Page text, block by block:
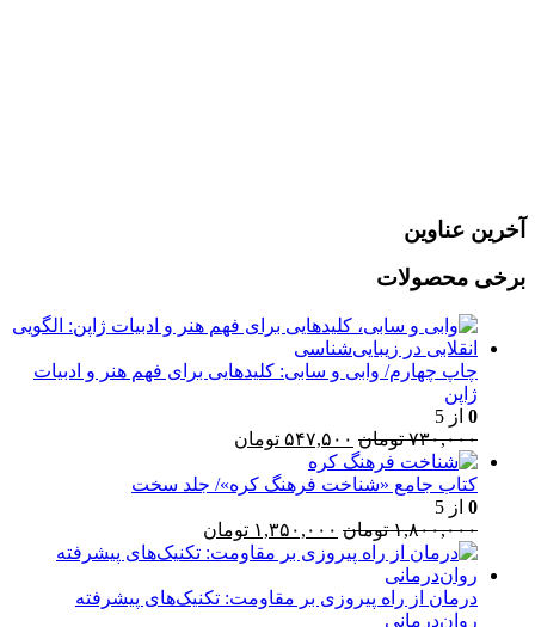
آخرین عناوین
برخی محصولات
چاپ چهارم/ وابی و سابی: کلیدهایی برای فهم هنر و ادبیات
ژاپن
0 از 5
۷۳۰,۰۰۰ تومان قیمت
اصلی:
۷۳۰,۰۰۰ تومان
۵۴۷,۵۰۰ تومان
۵۴۷,۵۰۰ تومان.
کتاب جامع «شناخت فرهنگ کره»/ جلد سخت
0 از 5
۱,۸۰۰,۰۰۰ تومان قیمت
اصلی:
بود.
۱,۳۵۰,۰۰۰ تومان
فعلی:
درمان از راه پیروزی بر مقاومت: تکنیک‌های پیشرفته
روان‌درمانی